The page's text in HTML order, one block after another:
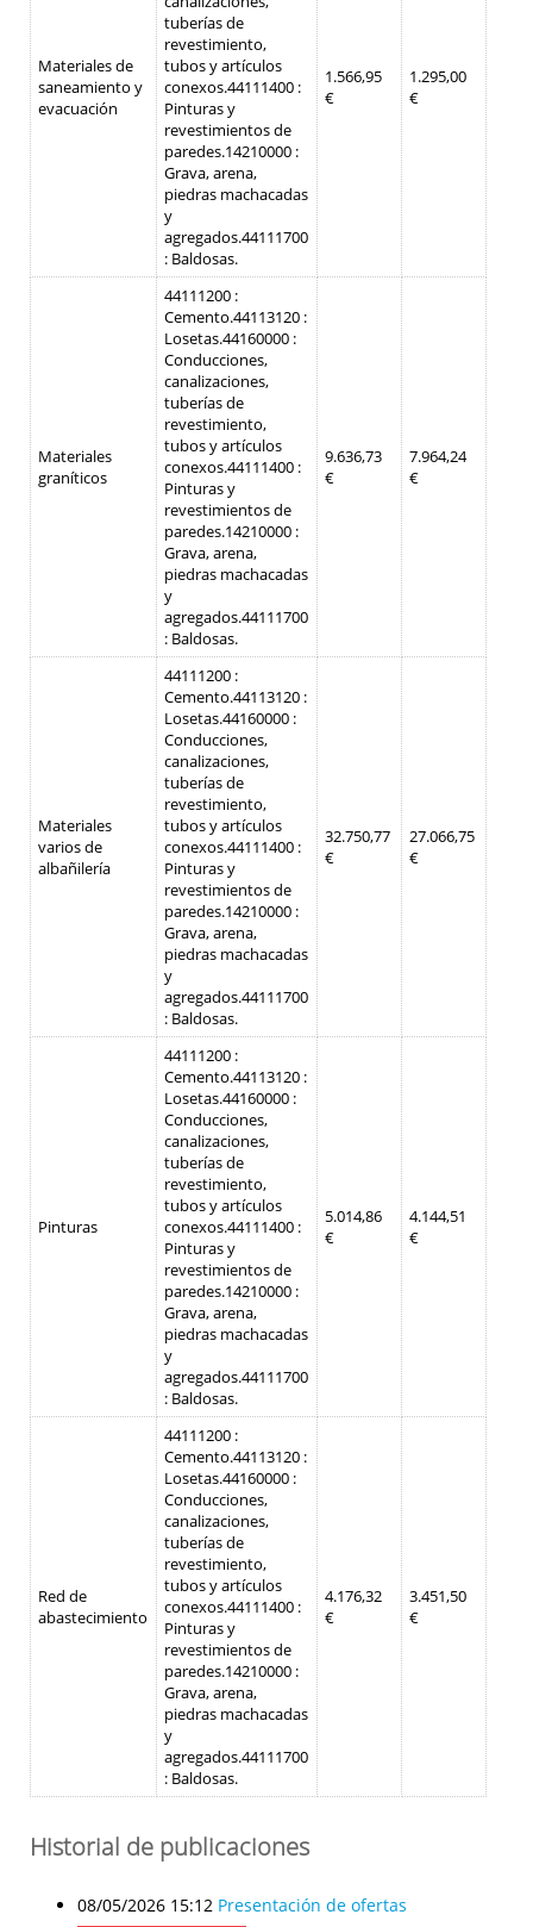
Materiales de
saneamiento y
evacuación
tuberías de
revestimiento,
tubos y artículos
conexos.44111400 :
Pinturas y
revestimientos de
paredes.14210000 :
Grava, arena,
piedras machacadas
y
agregados.44111700
: Baldosas.
1.566,95
€
1.295,00
€
Materiales
graníticos
44111200 :
Cemento.44113120 :
Losetas.44160000 :
Conducciones,
canalizaciones,
tuberías de
revestimiento,
tubos y artículos
conexos.44111400 :
Pinturas y
revestimientos de
paredes.14210000 :
Grava, arena,
piedras machacadas
y
agregados.44111700
: Baldosas.
9.636,73
€
7.964,24
€
Materiales
varios de
albañilería
44111200 :
Cemento.44113120 :
Losetas.44160000 :
Conducciones,
canalizaciones,
tuberías de
revestimiento,
tubos y artículos
conexos.44111400 :
Pinturas y
revestimientos de
paredes.14210000 :
Grava, arena,
piedras machacadas
y
agregados.44111700
: Baldosas.
32.750,77
€
27.066,75
€
Pinturas
44111200 :
Cemento.44113120 :
Losetas.44160000 :
Conducciones,
canalizaciones,
tuberías de
revestimiento,
tubos y artículos
conexos.44111400 :
Pinturas y
revestimientos de
paredes.14210000 :
Grava, arena,
piedras machacadas
y
agregados.44111700
: Baldosas.
5.014,86
€
4.144,51
€
Red de
abastecimiento
44111200 :
Cemento.44113120 :
Losetas.44160000 :
Conducciones,
canalizaciones,
tuberías de
revestimiento,
tubos y artículos
conexos.44111400 :
Pinturas y
revestimientos de
paredes.14210000 :
Grava, arena,
piedras machacadas
y
agregados.44111700
: Baldosas.
4.176,32
€
3.451,50
€
Historial de publicaciones
08/05/2026 15:12 Presentación de ofertas